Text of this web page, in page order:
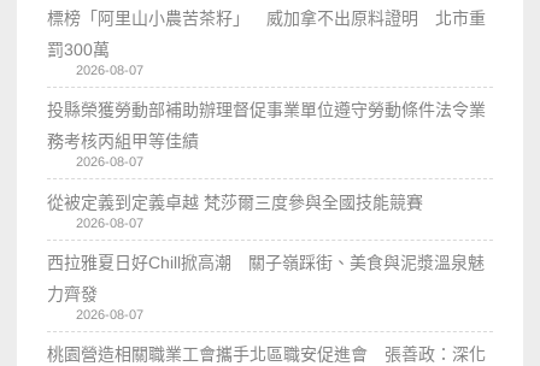
標榜「阿里山小農苦茶籽」 威加拿不出原料證明 北市重
罰300萬
2026-08-07
投縣榮獲勞動部補助辦理督促事業單位遵守勞動條件法令業
務考核丙組甲等佳績
2026-08-07
從被定義到定義卓越 梵莎爾三度參與全國技能競賽
2026-08-07
西拉雅夏日好Chill掀高潮 關子嶺踩街、美食與泥漿溫泉魅
力齊發
2026-08-07
桃園營造相關職業工會攜手北區職安促進會 張善政：深化